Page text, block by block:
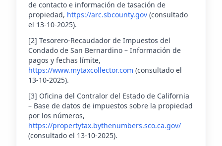
de contacto e información de tasación de
propiedad, https://arc.sbcounty.gov (consultado
el 13-10-2025).
[2] Tesorero-Recaudador de Impuestos del
Condado de San Bernardino – Información de
pagos y fechas límite,
https://www.mytaxcollector.com (consultado el
13-10-2025).
[3] Oficina del Contralor del Estado de California
– Base de datos de impuestos sobre la propiedad
por los números,
https://propertytax.bythenumbers.sco.ca.gov/
(consultado el 13-10-2025).